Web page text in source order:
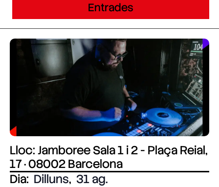
Entrades
Lloc: Jamboree Sala 1 i 2 - Plaça Reial,
17 · 08002 Barcelona
Dia: Dilluns, 31 ag.